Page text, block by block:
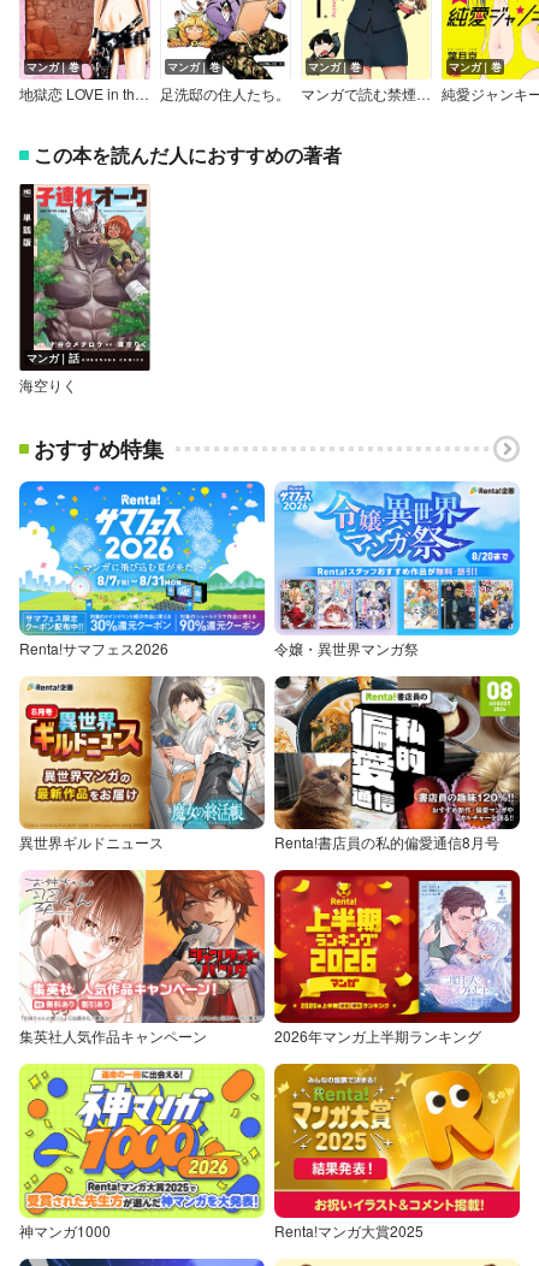
マンガ｜巻
地獄恋 LOVE in the HELL
マンガ｜巻
足洗邸の住人たち。
マンガ｜巻
マンガで読む禁煙セラピー
マンガ｜巻
純愛ジャンキ
この本を読んだ人におすすめの著者
マンガ｜話
海空りく
おすすめ特集
Renta!サマフェス2026 令嬢・異世界マンガ祭
異世界ギルドニュース Renta!書店員の私的偏愛通信8月号
集英社人気作品キャンペーン 2026年マンガ上半期ランキング
神マンガ1000 Renta!マンガ大賞2025